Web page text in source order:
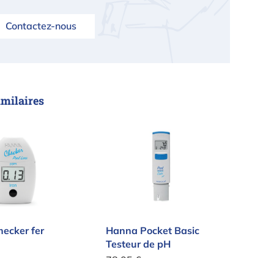
Contactez-nous
fer
Hanna Pocket Basic Testeur
Hanna Pocket Basic
Testeur de pH